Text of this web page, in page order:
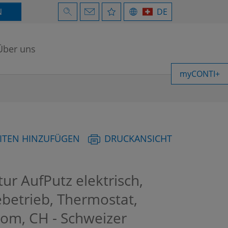
DE
uns
myCONTI+
HINZUFÜGEN DRUCKANSICHT
AufPutz elektrisch,
Thermostat,
CH - Schweizer